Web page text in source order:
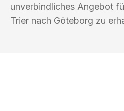
unverbindliches Angebot
Trier nach Göteborg zu